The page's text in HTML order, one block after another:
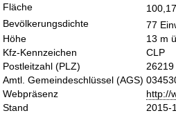
Fläche
Bevölkerungsdichte
77
Höhe
13 m
Kfz-Kennzeichen
CLP
Postleitzahl (PLZ)
26219
Amtl. Gemeindeschlüssel (AGS)
Webpräsenz
http://
Stand
2015-